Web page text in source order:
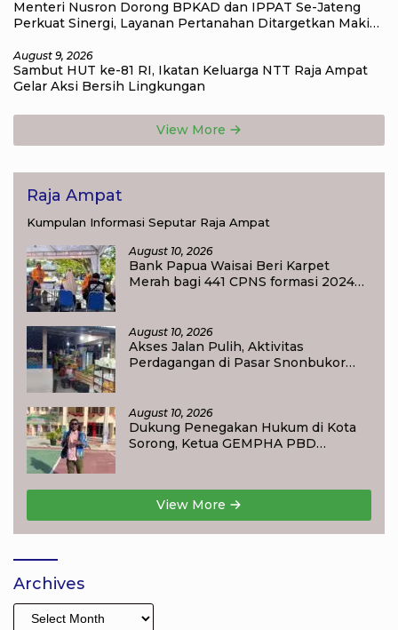
Menteri Nusron Dorong BPKAD dan IPPAT Se-Jateng
Perkuat Sinergi, Layanan Pertanahan Ditargetkan Makin
August 9, 2026
Sambut HUT ke-81 RI, Ikatan Keluarga NTT Raja Ampat
Gelar Aksi Bersih Lingkungan
View More
Raja Ampat
Kumpulan Informasi Seputar Raja Ampat
August 10, 2026
Bank Papua Waisai Beri Karpet
Merah bagi 441 CPNS formasi 2024
August 10, 2026
Akses Jalan Pulih, Aktivitas
Perdagangan di Pasar Snonbukor
August 10, 2026
Dukung Penegakan Hukum di Kota
Sorong, Ketua GEMPHA PBD
View More
Archives
Archives